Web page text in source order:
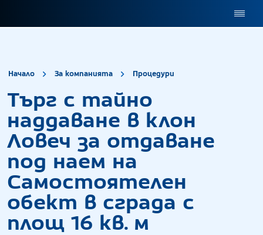
Начало За компанията Процедури
Търг с тайно
наддаване в клон
Ловеч за отдаване
под наем на
Самостоятелен
обект в сграда с
площ 16 кв. м